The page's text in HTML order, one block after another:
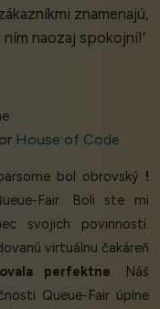
znamenajú,
ním naozaj spokojní!’
House of Code
bol obrovský !
Fair. Boli ste mi
svojich povinností.
virtuálnu čakáreň
perfektne. Náš
Queue-Fair úplne